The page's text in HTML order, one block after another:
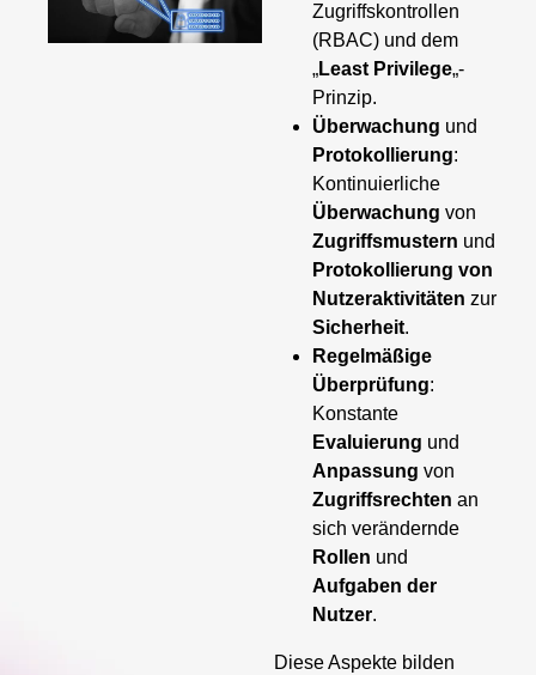
Zugriffskontrollen
(RBAC) und dem
„Least Privilege„-
Prinzip.
Überwachung und
Protokollierung:
Kontinuierliche
Überwachung von
Zugriffsmustern und
Protokollierung von
Nutzeraktivitäten zur
Sicherheit.
Regelmäßige
Überprüfung:
Konstante
Evaluierung und
Anpassung von
Zugriffsrechten an
sich verändernde
Rollen und
Aufgaben der
Nutzer.
Diese Aspekte bilden